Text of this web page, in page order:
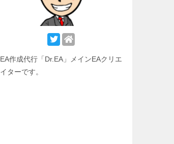
EA作成代行「Dr.EA」メインEAクリエ
イターです。